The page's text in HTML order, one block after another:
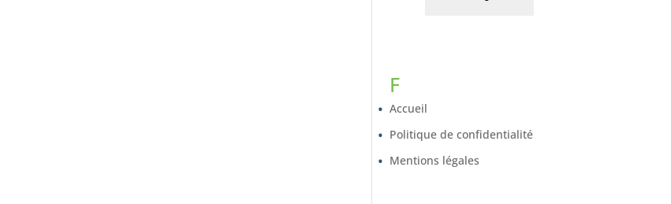
F
Accueil
Politique de confidentialité
Mentions légales